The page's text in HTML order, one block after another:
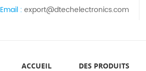
Email : export@dtechelectronics.com
ACCUEIL DES PRODUITS